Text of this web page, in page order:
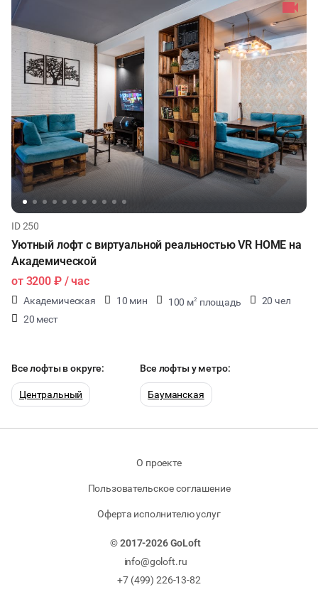
ID 250
Уютный лофт с виртуальной реальностью VR HOME на
Академической
от 3200 ₽/ час
Академическая 10 мин 100 м2 площадь
20 чел
20 мест
Все лофты в округе:
Центральный
Все лофты у метро:
Бауманская
О проекте
Пользовательское соглашение
Оферта исполнителю услуг
© 2017-2026 GoLoft
info@goloft.ru
+7 (499) 226-13-82